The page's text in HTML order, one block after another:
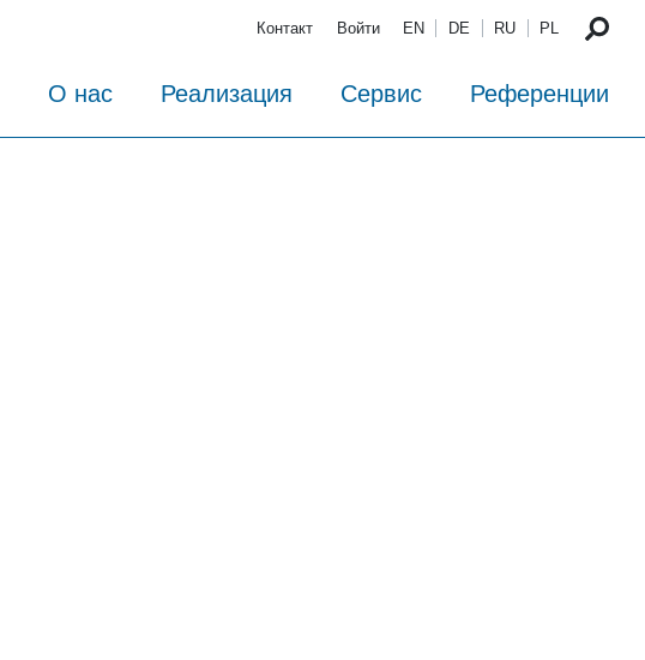
Контакт Войти EN DE RU PL
О нас Реализация Сервис Референции